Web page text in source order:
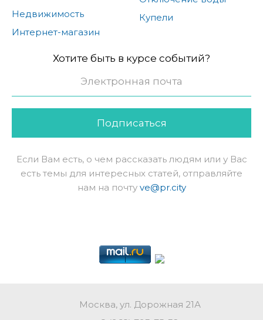
Недвижимость
Интернет-магазин
Купели
Хотите быть в курсе событий?
Подписаться
Если Вам есть, о чем рассказать людям или у Вас
есть темы для интересных статей, отправляйте
нам на почту ve@pr.city
Москва, ул. Дорожная 21А